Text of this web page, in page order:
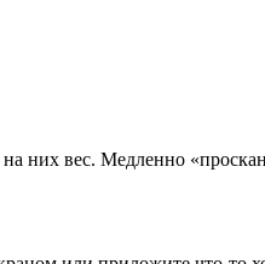
них вес. Медленно